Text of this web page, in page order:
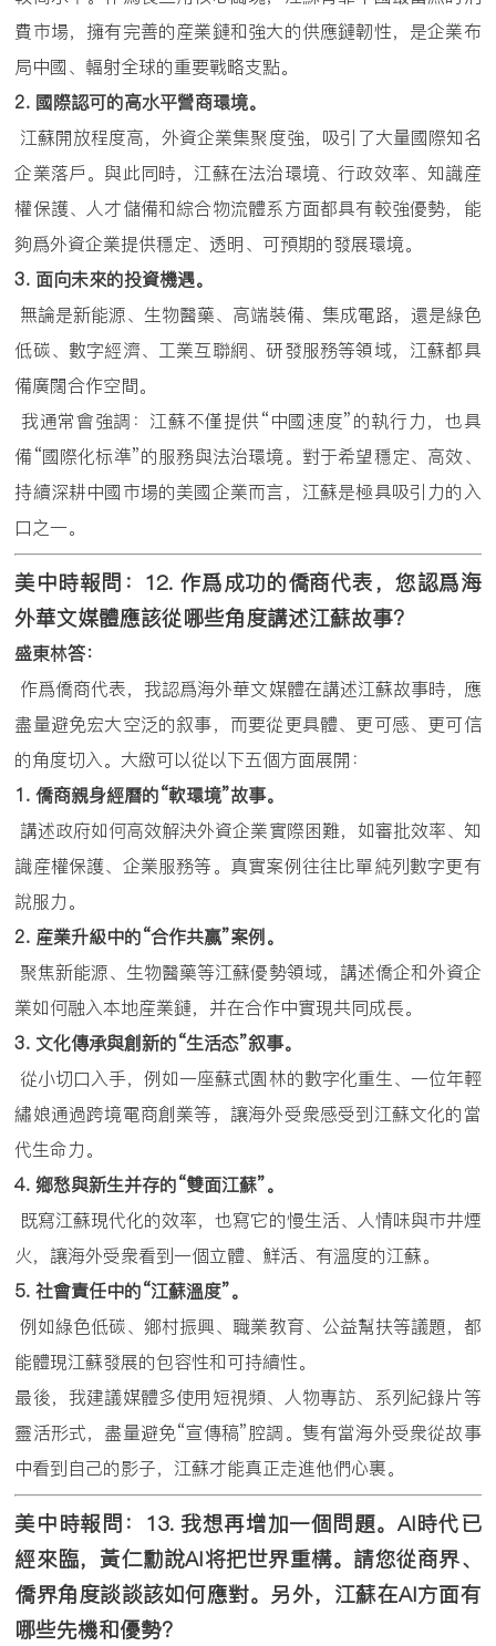
費市場，擁有完善的産業鏈和強大的供應鏈韌性，是企業布
局中國、輻射全球的重要戰略支點。
2. 國際認可的高水平營商環境。
江蘇開放程度高，外資企業集聚度強，吸引了大量國際知名
企業落戶。與此同時，江蘇在法治環境、行政效率、知識産
權保護、人才儲備和綜合物流體系方面都具有較強優勢，能
夠爲外資企業提供穩定、透明、可預期的發展環境。
3. 面向未來的投資機遇。
無論是新能源、生物醫藥、高端裝備、集成電路，還是綠色
低碳、數字經濟、工業互聯網、研發服務等領域，江蘇都具
備廣闊合作空間。
我通常會強調：江蘇不僅提供“中國速度”的執行力，也具
備“國際化标準”的服務與法治環境。對于希望穩定、高效、
持續深耕中國市場的美國企業而言，江蘇是極具吸引力的入
口之一。
美中時報問： 12. 作爲成功的僑商代表，您認爲海
外華文媒體應該從哪些角度講述江蘇故事？
盛東林答：
作爲僑商代表，我認爲海外華文媒體在講述江蘇故事時，應
盡量避免宏大空泛的叙事，而要從更具體、更可感、更可信
的角度切入。大緻可以從以下五個方面展開：
1.僑商親身經曆的“軟環境”故事。
講述政府如何高效解決外資企業實際困難，如審批效率、知
識産權保護、企業服務等。真實案例往往比單純列數字更有
說服力。
2. 産業升級中的“合作共赢”案例。
聚焦新能源、生物醫藥等江蘇優勢領域，講述僑企和外資企
業如何融入本地産業鏈，并在合作中實現共同成長。
3.文化傳承與創新的“生活态”叙事。
從小切口入手，例如一座蘇式園林的數字化重生、一位年輕
繡娘通過跨境電商創業等，讓海外受衆感受到江蘇文化的當
代生命力。
4.鄉愁與新生并存的“雙面江蘇”。
既寫江蘇現代化的效率，也寫它的慢生活、人情味與市井煙
火，讓海外受衆看到一個立體、鮮活、有溫度的江蘇。
5.社會責任中的“江蘇溫度”。
例如綠色低碳、鄉村振興、職業教育、公益幫扶等議題，都
能體現江蘇發展的包容性和可持續性。
最後，我建議媒體多使用短視頻、人物專訪、系列紀錄片等
靈活形式，盡量避免“宣傳稿”腔調。隻有當海外受衆從故事
中看到自己的影子，江蘇才能真正走進他們心裏。
美中時報問： 13. 我想再增加一個問題。 AI時代已
經來臨，黃仁勳說AI将把世界重構。請您從商界、
僑界角度談談該如何應對。另外，江蘇在AI方面有
哪些先機和優勢？